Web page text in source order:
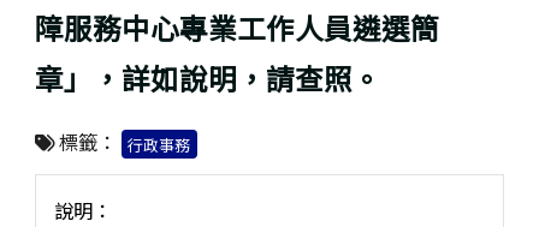
障服務中心專業工作人員遴選簡
章」，詳如說明，請查照。
標籤： 行政事務
說明：